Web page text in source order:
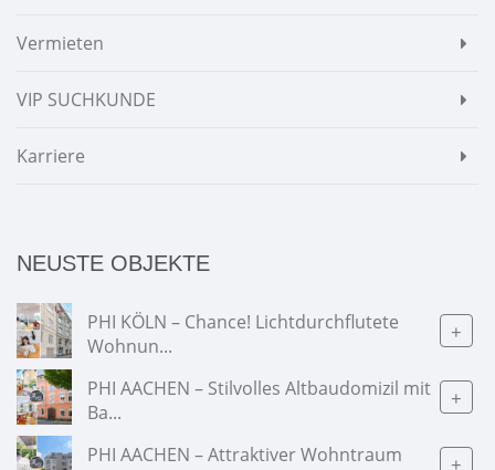
Vermieten
VIP SUCHKUNDE
Karriere
NEUSTE OBJEKTE
PHI KÖLN – Chance! Lichtdurchflutete
Wohnun...
+
PHI AACHEN – Stilvolles Altbaudomizil mit
Ba...
+
PHI AACHEN – Attraktiver Wohntraum
+